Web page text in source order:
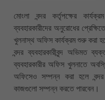
মোংলা বন্দর কর্তৃপক্ষের
ব্যবহারকারীদের অনুরোধের
খুলনাস্থ অফিস কার্যক্রম শুরু করা
বন্দর ব্যবহারকারীবৃন্দ অভিমত
ব্যবহারকারীর অফিস খুলনাতে
অফিসেও সম্পন্ন করা হলে বন্দর
কাজগুলো সম্পন্ন করতে পারবেন।